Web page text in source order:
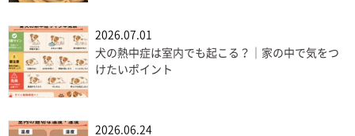
2026.07.01
犬の熱中症は室内でも起こる？｜家の中で気をつ
けたいポイント
2026.06.24